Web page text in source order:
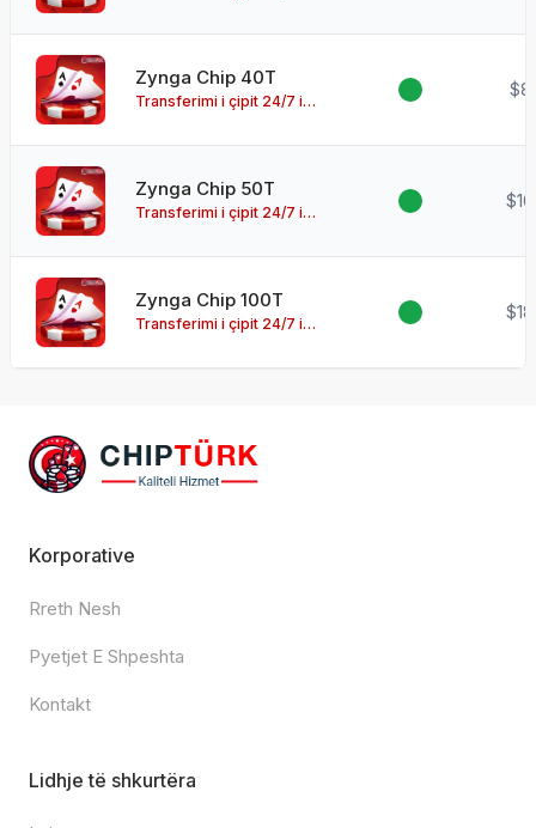
Zynga Chip 40T
Transferimi i çipit 24/7 i
Zynga Chip 50T
Transferimi i çipit 24/7 i
Zynga Chip 100T
Transferimi i çipit 24/7 i
Korporative
Rreth Nesh
Pyetjet E Shpeshta
Kontakt
Lidhje të shkurtëra